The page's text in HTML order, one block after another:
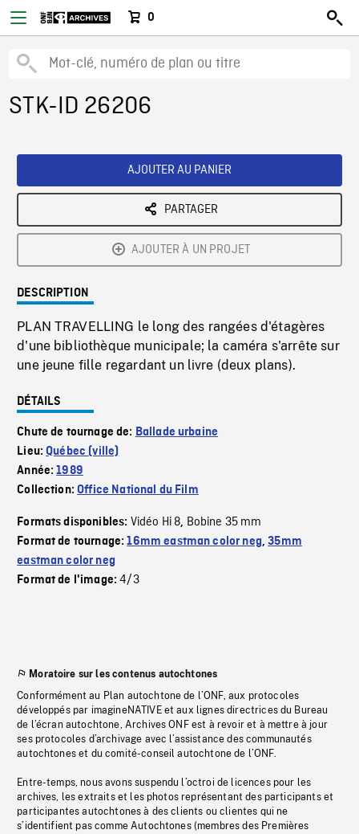
0
STK-ID 26206
AJOUTER AU PANIER
PARTAGER
AJOUTER À UN PROJET
DESCRIPTION
PLAN TRAVELLING le long des rangées d'étagères
d'une bibliothèque municipale; la caméra s'arrête sur
une jeune fille regardant un livre (deux plans).
DÉTAILS
Chute de tournage de: Ballade urbaine
Lieu:Québec (ville)
Année:1989
Collection:Office National du Film
Formats disponibles: Vidéo Hi 8, Bobine 35 mm
Format de tournage:16mm eastman color neg,35mm
eastman color neg
Format de l'image:4/3
Moratoire sur les contenus autochtones
Conformément au Plan autochtone de l’ONF, aux protocoles
développés par imagineNATIVE et aux lignes directrices du Bureau
de l’écran autochtone, Archives ONF est à revoir et à mettre à jour
ses protocoles d’archivage avec l’assistance des communautés
autochtones et du comité-conseil autochtone de l’ONF.
Entre-temps, nous avons suspendu l’octroi de licences pour les
archives, les extraits et les photos représentant des participants et
participantes autochtones à des clients ou clientes qui ne
s’identifient pas comme Autochtones (membres des Premières